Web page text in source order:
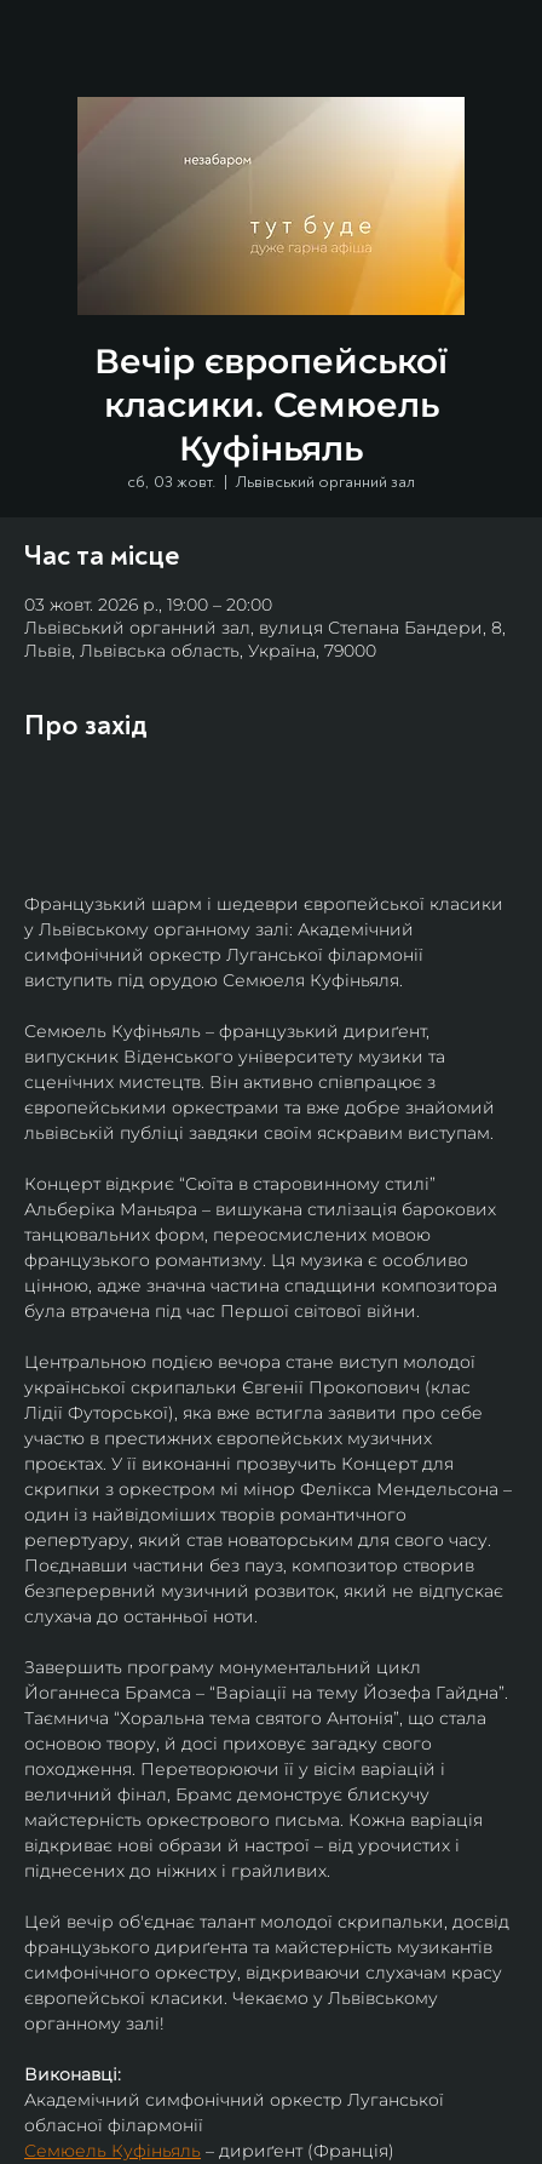
Вечір європейської
класики. Семюель
Куфіньяль
сб, 03 жовт.
  |
Львівський органний зал
Час та місце
03 жовт. 2026 р., 19:00 – 20:00
Львівський органний зал, вулиця Степана Бандери, 8,
Львів, Львівська область, Україна, 79000
Про захід
Французький шарм і шедеври європейської класики
у Львівському органному залі: Академічний
симфонічний оркестр Луганської філармонії
виступить під орудою Семюеля Куфіньяля.
Семюель Куфіньяль – французький дириґент,
випускник Віденського університету музики та
сценічних мистецтв. Він активно співпрацює з
європейськими оркестрами та вже добре знайомий
львівській публіці завдяки своїм яскравим виступам.
Концерт відкриє “Сюїта в старовинному стилі”
Альберіка Маньяра – вишукана стилізація барокових
танцювальних форм, переосмислених мовою
французького романтизму. Ця музика є особливо
цінною, адже значна частина спадщини композитора
була втрачена під час Першої світової війни.
Центральною подією вечора стане виступ молодої
української скрипальки Євгенії Прокопович (клас
Лідії Футорської), яка вже встигла заявити про себе
участю в престижних європейських музичних
проєктах. У її виконанні прозвучить Концерт для
скрипки з оркестром мі мінор Фелікса Мендельсона –
один із найвідоміших творів романтичного
репертуару, який став новаторським для свого часу.
Поєднавши частини без пауз, композитор створив
безперервний музичний розвиток, який не відпускає
слухача до останньої ноти.
Завершить програму монументальний цикл
Йоганнеса Брамса – “Варіації на тему Йозефа Гайдна”.
Таємнича “Хоральна тема святого Антонія”, що стала
основою твору, й досі приховує загадку свого
походження. Перетворюючи її у вісім варіацій і
величний фінал, Брамс демонструє блискучу
майстерність оркестрового письма. Кожна варіація
відкриває нові образи й настрої – від урочистих і
піднесених до ніжних і грайливих.
Цей вечір об'єднає талант молодої скрипальки, досвід
французького дириґента та майстерність музикантів
симфонічного оркестру, відкриваючи слухачам красу
європейської класики. Чекаємо у Львівському
органному залі!
Виконавці:
Академічний симфонічний оркестр Луганської
обласної філармонії
Семюель Куфіньяль – дириґент (Франція)